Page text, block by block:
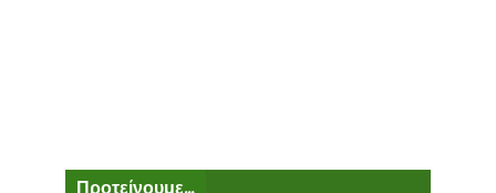
Προτείνουμε...